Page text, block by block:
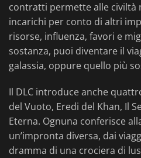
contratti permette alle civiltà
incarichi per conto di altri
risorse, influenza, favori e
sostanza, puoi diventare il
galassia, oppure quello più
Il DLC introduce anche
del Vuoto, Eredi del Khan, Il
Eterna. Ognuna conferisce
un’impronta diversa, dai
dramma di una crociera di